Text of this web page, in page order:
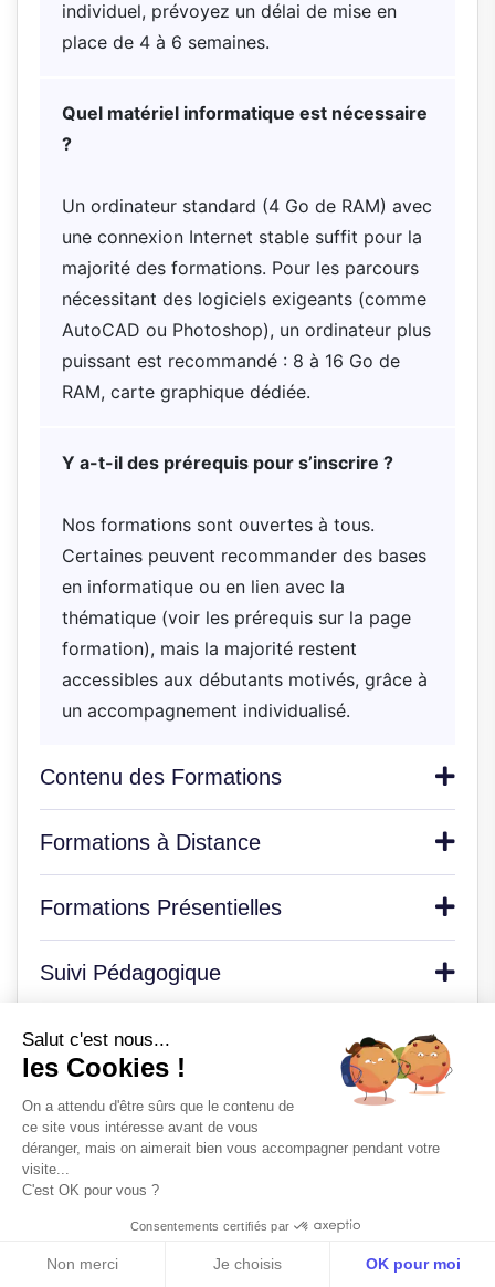
individuel, prévoyez un délai de mise en
place de 4 à 6 semaines.
Quel matériel informatique est nécessaire
?
Un ordinateur standard (4 Go de RAM) avec
une connexion Internet stable suffit pour la
majorité des formations. Pour les parcours
nécessitant des logiciels exigeants (comme
AutoCAD ou Photoshop), un ordinateur plus
puissant est recommandé : 8 à 16 Go de
RAM, carte graphique dédiée.
Y a-t-il des prérequis pour s’inscrire ?
Nos formations sont ouvertes à tous.
Certaines peuvent recommander des bases
en informatique ou en lien avec la
thématique (voir les prérequis sur la page
formation), mais la majorité restent
accessibles aux débutants motivés, grâce à
un accompagnement individualisé.
Contenu des Formations
Formations à Distance
Formations Présentielles
Suivi Pédagogique
Financement
Informations Pratiques
Certification et Évaluation
Méthode SENZA
Salut c'est nous...
les Cookies !
On a attendu d'être sûrs que le contenu de
ce site vous intéresse avant de vous
déranger, mais on aimerait bien vous accompagner pendant votre
visite...
C'est OK pour vous ?
Consentements certifiés par
Non merci Je choisis OK pour moi